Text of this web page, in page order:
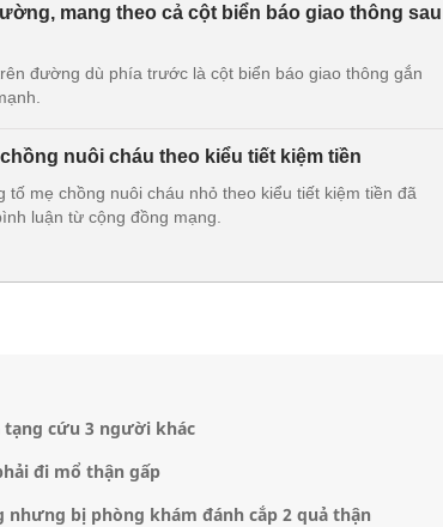
mang theo cả cột biển báo giao thông sau
đường dù phía trước là cột biển báo giao thông gắn
nuôi cháu theo kiểu tiết kiệm tiền
tố mẹ chồng nuôi cháu nhỏ theo kiểu tiết kiệm tiền đã
luận từ cộng đồng mạng.
tạng cứu 3 người khác
đi mổ thận gấp
bị phòng khám đánh cắp 2 quả thận